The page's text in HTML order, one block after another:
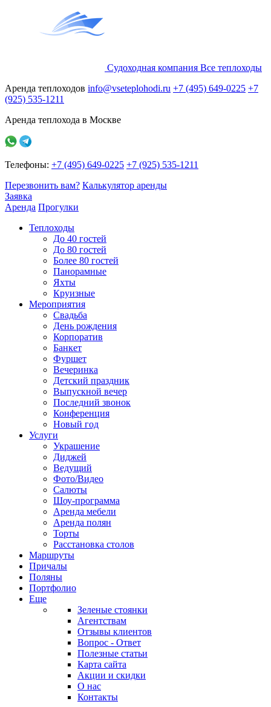
Судоходная компания Все теплоходы
Аренда теплоходов info@vseteplohodi.ru +7 (495) 649-0225 +7
(925) 535-1211
Аренда теплохода в Москве
Телефоны: +7 (495) 649-0225 +7 (925) 535-1211
Перезвонить вам? Калькулятор аренды
Заявка
Аренда Прогулки
Теплоходы
До 40 гостей
До 80 гостей
Более 80 гостей
Панорамные
Яхты
Круизные
Мероприятия
Свадьба
День рождения
Корпоратив
Банкет
Фуршет
Вечеринка
Детский праздник
Выпускной вечер
Последний звонок
Конференция
Новый год
Услуги
Украшение
Диджей
Ведущий
Фото/Видео
Салюты
Шоу-программа
Аренда мебели
Аренда полян
Торты
Расстановка столов
Маршруты
Причалы
Поляны
Портфолио
Еще
Зеленые стоянки
Агентствам
Отзывы клиентов
Вопрос - Ответ
Полезные статьи
Карта сайта
Акции и скидки
О нас
Контакты